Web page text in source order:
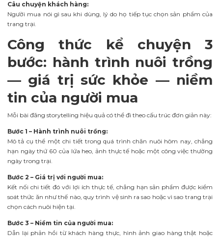
Câu chuyện khách hàng:
Người mua nói gì sau khi dùng, lý do họ tiếp tục chọn sản phẩm của
trang trại.
Công thức kể chuyện 3
bước: hành trình nuôi trồng
— giá trị sức khỏe — niềm
tin của người mua
Mỗi bài đăng storytelling hiệu quả có thể đi theo cấu trúc đơn giản này:
Bước 1 – Hành trình nuôi trồng:
Mô tả cụ thể một chi tiết trong quá trình chăn nuôi hôm nay, chẳng
hạn ngày thứ 60 của lứa heo, ảnh thực tế hoặc một công việc thường
ngày trong trại.
Bước 2 – Giá trị với người mua:
Kết nối chi tiết đó với lợi ích thực tế, chẳng hạn sản phẩm được kiểm
soát thức ăn như thế nào, quy trình vệ sinh ra sao hoặc vì sao trang trại
chọn cách nuôi hiện tại.
Bước 3 – Niềm tin của người mua:
Dẫn lại phản hồi từ khách hàng thực, hình ảnh giao hàng thật hoặc